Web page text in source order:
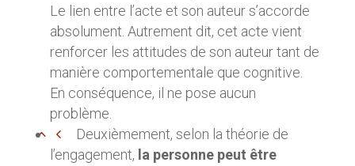
Le lien entre l’acte et son auteur s’accorde
absolument. Autrement dit, cet acte vient
renforcer les attitudes de son auteur tant de
manière comportementale que cognitive.
En conséquence, il ne pose aucun
problème.
Deuxièmement, selon la théorie de
l’engagement, la personne peut être